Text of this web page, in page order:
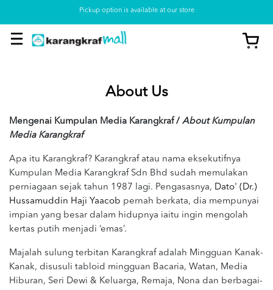
Pickup option is available at our store
About Us
Mengenai Kumpulan Media Karangkraf / About Kumpulan
Media Karangkraf
Apa itu Karangkraf? Karangkraf atau nama eksekutifnya
Kumpulan Media Karangkraf Sdn Bhd sudah memulakan
perniagaan sejak tahun 1987 lagi. Pengasasnya, Dato' (Dr.)
Hussamuddin Haji Yaacob pernah berkata, dia mempunyai
impian yang besar dalam hidupnya iaitu ingin mengolah
kertas putih menjadi ‘emas’.
Majalah sulung terbitan Karangkraf adalah Mingguan Kanak-
Kanak, disusuli tabloid mingguan Bacaria, Watan, Media
Hiburan, Seri Dewi & Keluarga, Remaja, Nona dan berbagai-